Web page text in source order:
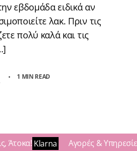
εβδομάδα ειδικά αν
λακ. Πριν τις
πολύ καλά και τις
1 MIN READ
Klarna Αγορές &